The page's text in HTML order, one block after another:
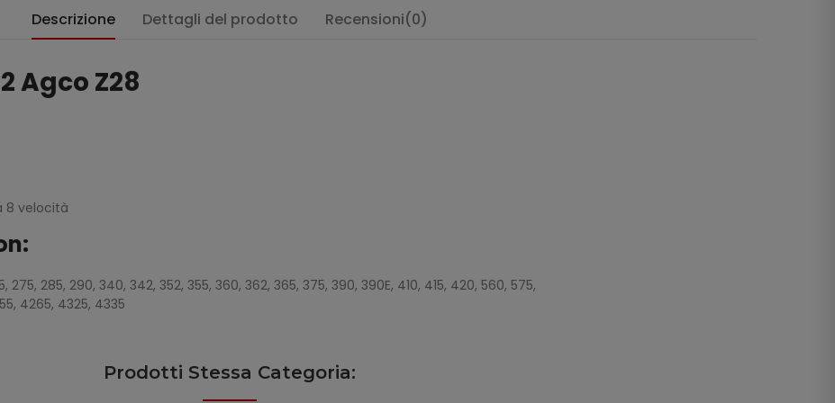
Descrizione Dettagli del prodotto Recensioni(0)
Agco Z28
8 velocità
275, 285, 290, 340, 342, 352, 355, 360, 362, 365, 375, 390, 390E, 410, 415, 420, 560, 575,
4265, 4325, 4335
Prodotti Stessa Categoria: